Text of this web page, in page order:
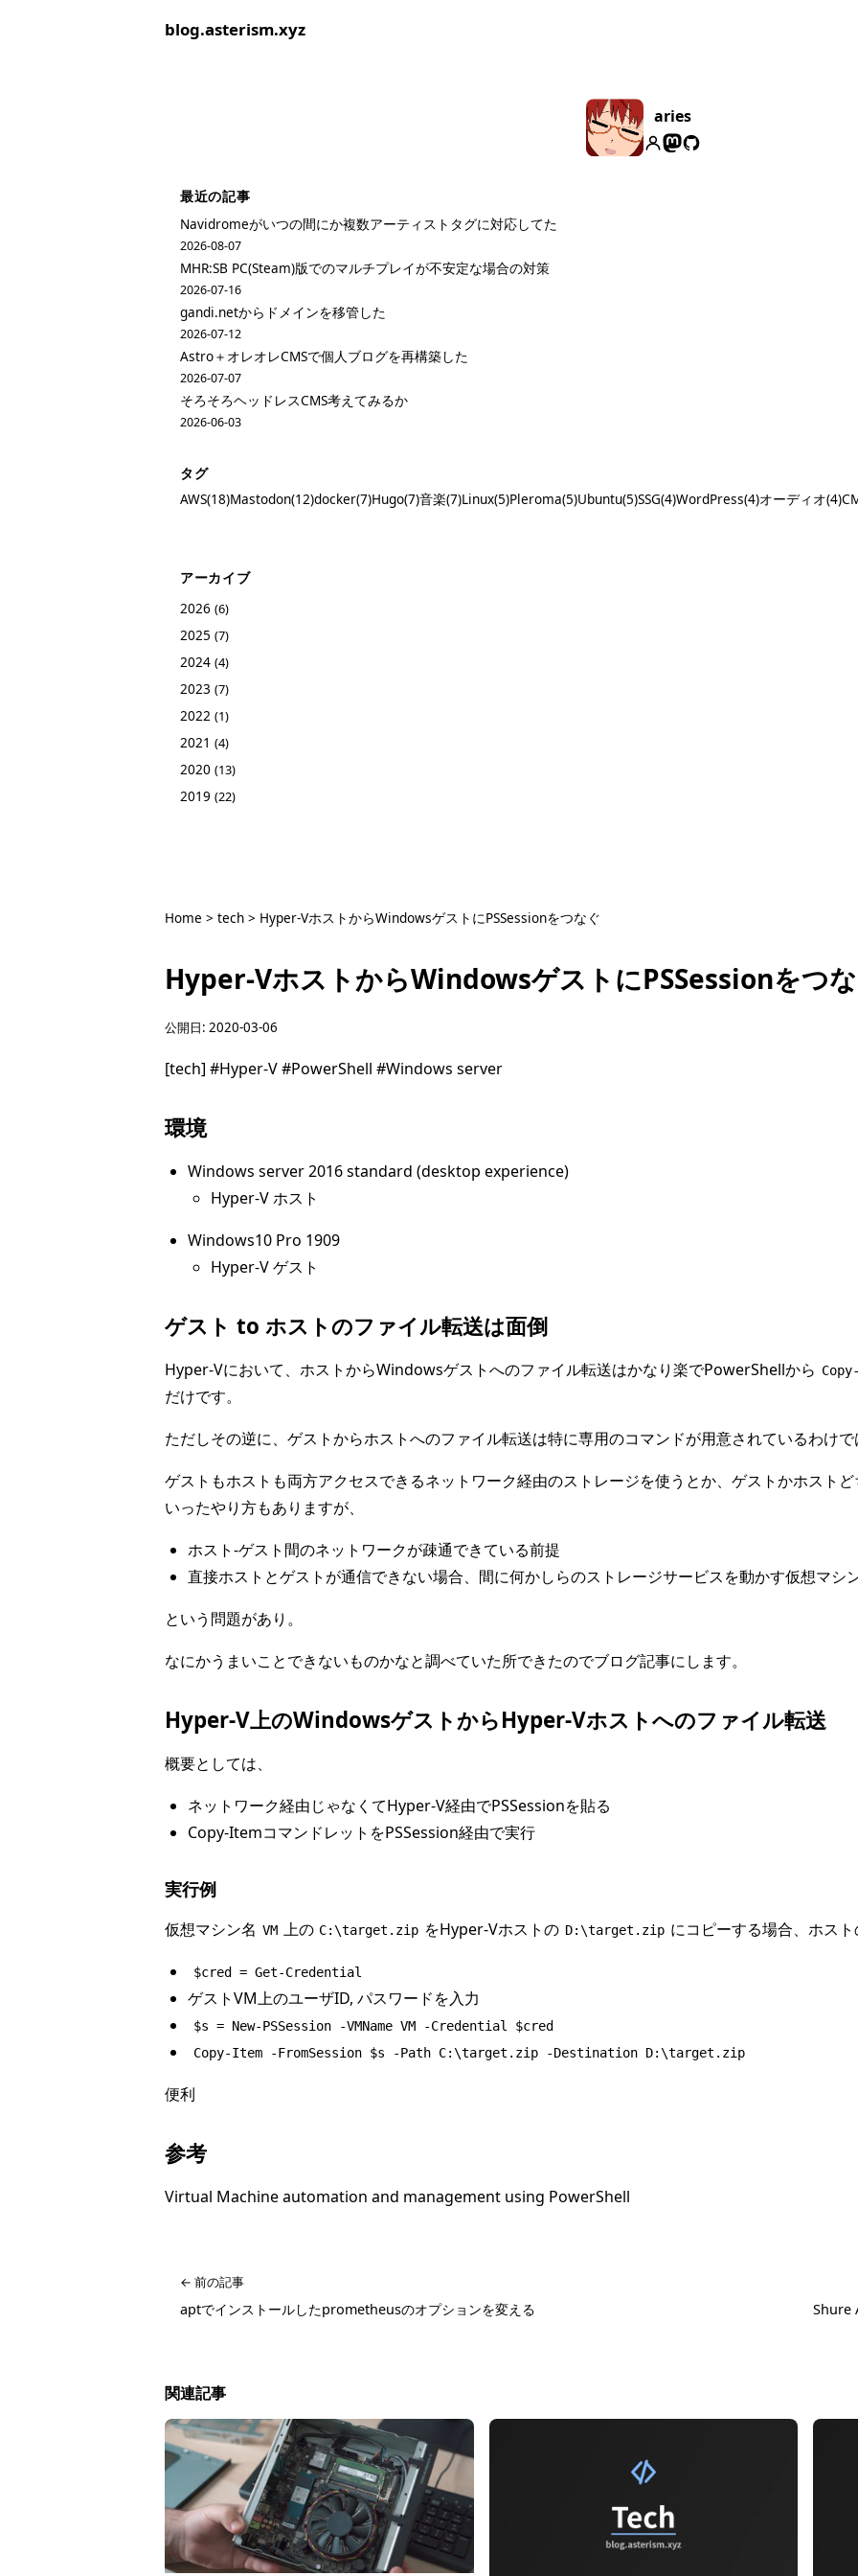
blog.asterism.xyz
aries
最近の記事
Navidromeがいつの間にか複数アーティストタグに対応してた
2026-08-07
MHR:SB PC(Steam)版でのマルチプレイが不安定な場合の対策
2026-07-16
gandi.netからドメインを移管した
2026-07-12
Astro＋オレオレCMSで個人ブログを再構築した
2026-07-07
そろそろヘッドレスCMS考えてみるか
2026-06-03
タグ
AWS(18)Mastodon(12)docker(7)Hugo(7)音楽(7)Linux(5)Pleroma(5)Ubuntu(5)SSG(4)WordPress(4)オーディオ(4)
アーカイブ
2026 (6)
2025 (7)
2024 (4)
2023 (7)
2022 (1)
2021 (4)
2020 (13)
2019 (22)
Home > tech > Hyper-VホストからWindowsゲストにPSSessionをつなぐ
Hyper-VホストからWindowsゲストにPSSessionをつ
公開日: 2020-03-06
[tech] #Hyper-V#PowerShell #Windows server
環境
Windows server 2016 standard (desktop experience)
Hyper-V ホスト
Windows10 Pro 1909
Hyper-V ゲスト
ゲスト to ホストのファイル転送は面倒
Hyper-Vにおいて、ホストからWindowsゲストへのファイル転送はかなり楽でPowerShellから
だけです。
ただしその逆に、ゲストからホストへのファイル転送は特に専用のコマンドが用意されているわけ
ゲストもホストも両方アクセスできるネットワーク経由のストレージを使うとか、ゲストかホスト
いったやり方もありますが、
ホスト-ゲスト間のネットワークが疎通できている前提
直接ホストとゲストが通信できない場合、間に何かしらのストレージサービスを動かす仮想マシ
という問題があり。
なにかうまいことできないものかなと調べていた所できたのでブログ記事にします。
Hyper-V上のWindowsゲストからHyper-Vホストへのファイル転送
概要としては、
ネットワーク経由じゃなくてHyper-V経由でPSSessionを貼る
Copy-ItemコマンドレットをPSSession経由で実行
実行例
仮想マシン名 VM 上の C:\target.zip をHyper-Vホストの D:\target.zip にコピーする場合、ホス
$cred = Get-Credential
ゲストVM上のユーザID, パスワードを入力
$s = New-PSSession -VMName VM -Credential $cred
Copy-Item -FromSession $s -Path C:\target.zip -Destination D:\target.zip
便利
参考
Virtual Machine automation and management using PowerShell
← 前の記事
aptでインストールしたprometheusのオプションを変える Shure
関連記事